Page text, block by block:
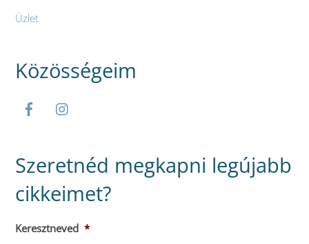
Üzlet
Közösségeim
Szeretnéd megkapni legújabb
cikkeimet?
Keresztneved *